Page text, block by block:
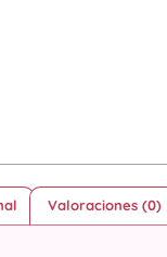
Valoraciones (0)